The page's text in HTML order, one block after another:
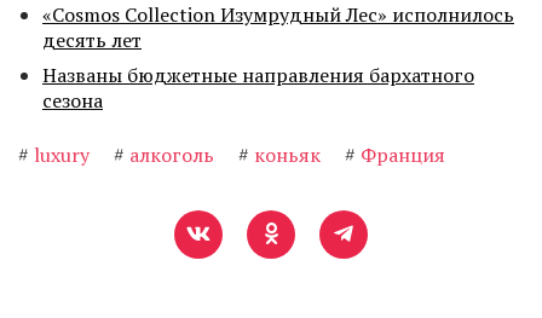
«Cosmos Collection Изумрудный Лес» исполнилось
десять лет
Названы бюджетные направления бархатного
сезона
# luxury # алкоголь # коньяк # Франция